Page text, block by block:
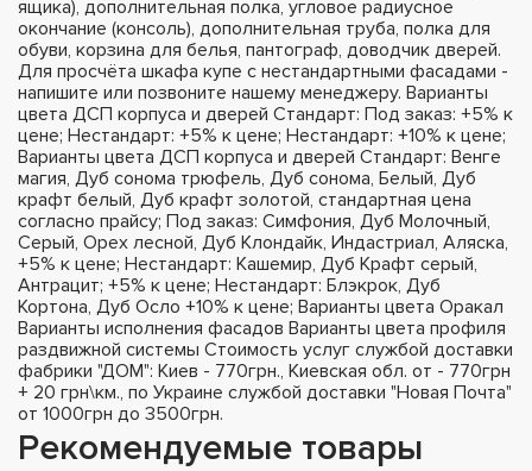
ящика), дополнительная полка, угловое радиусное
окончание (консоль), дополнительная труба, полка для
обуви, корзина для белья, пантограф, доводчик дверей.
Для просчёта шкафа купе с нестандартными фасадами -
напишите или позвоните нашему менеджеру. Варианты
цвета ДСП корпуса и дверей Стандарт: Под заказ: +5% к
цене; Нестандарт: +5% к цене; Нестандарт: +10% к цене;
Варианты цвета ДСП корпуса и дверей Стандарт: Венге
магия, Дуб сонома трюфель, Дуб сонома, Белый, Дуб
крафт белый, Дуб крафт золотой, стандартная цена
согласно прайсу; Под заказ: Симфония, Дуб Молочный,
Серый, Орех лесной, Дуб Клондайк, Индастриал, Аляска,
+5% к цене; Нестандарт: Кашемир, Дуб Крафт серый,
Антрацит; +5% к цене; Нестандарт: Блэкрок, Дуб
Кортона, Дуб Осло +10% к цене; Варианты цвета Оракал
Варианты исполнения фасадов Варианты цвета профиля
раздвижной системы Стоимость услуг службой доставки
фабрики "ДОМ": Киев - 770грн., Киевская обл. от - 770грн
+ 20 грн\км., по Украине службой доставки "Новая Почта"
от 1000грн до 3500грн.
Рекомендуемые товары